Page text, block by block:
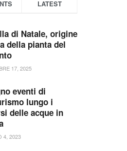
LATEST
di Natale, origine
della pianta del
17, 2025
eventi di
lungo i
delle acque in
4, 2023